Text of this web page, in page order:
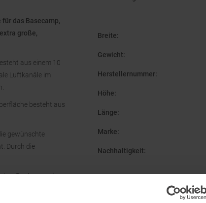
das Basecamp,
große,
aus einem 10
Luftkanäle im
besteht aus
gewünschte
Durch die
Packen sowie
Breite:
Gewicht:
Herstellernummer:
Höhe:
Länge:
Marke:
Nachhaltigkeit:
Original Farbbezeichnung :